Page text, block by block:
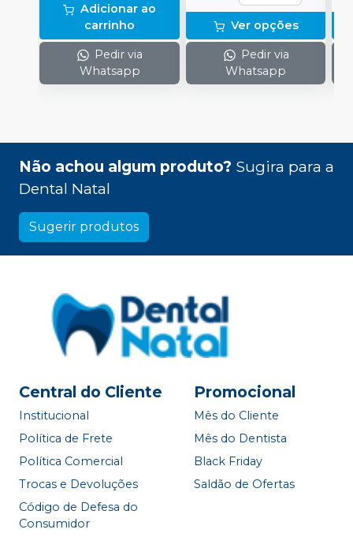
Adicionar ao
carrinho
Pedir via
Whatsapp
Ver opções
Pedir via
Whatsapp
Não achou algum produto? Sugira para a
Dental Natal
Sugerir produtos
Central do Cliente
Institucional
Política de Frete
Política Comercial
Trocas e Devoluções
Código de Defesa do
Consumidor
Promocional
Mês do Cliente
Mês do Dentista
Black Friday
Saldão de Ofertas